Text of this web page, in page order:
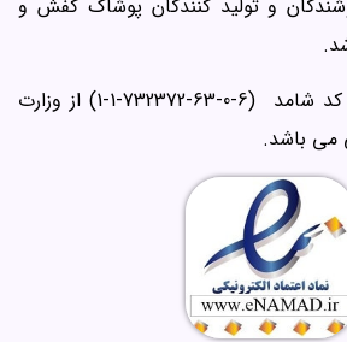
و تولید کنندگان پوشاک کفش و
دارای کد شامد (6-0-63-732372-1-1) از وزارت
می باشد.